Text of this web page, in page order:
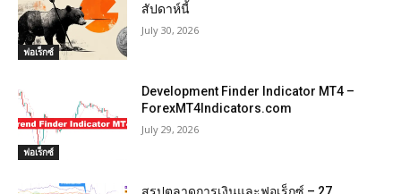
ฟอเร็กซ์
สัปดาห์นี้
July 30, 2026
ฟอเร็กซ์
Development Finder Indicator MT4 –
ForexMT4Indicators.com
July 29, 2026